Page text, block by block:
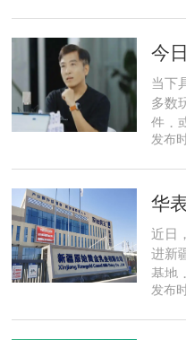
间盘
现状
当下
多数
件，
自创
能创
数据
发布
近日
进新
基地
位头
发布